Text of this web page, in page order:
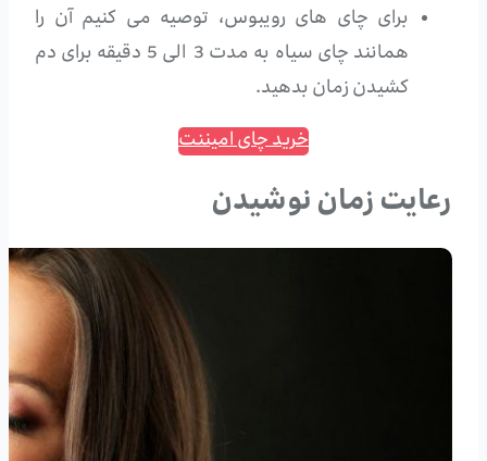
برای چای های رویبوس، توصیه می کنیم آن را
همانند چای سیاه به مدت 3 الی 5 دقیقه برای دم
کشیدن زمان بدهید.
خرید چای امیننت
رعایت زمان نوشیدن